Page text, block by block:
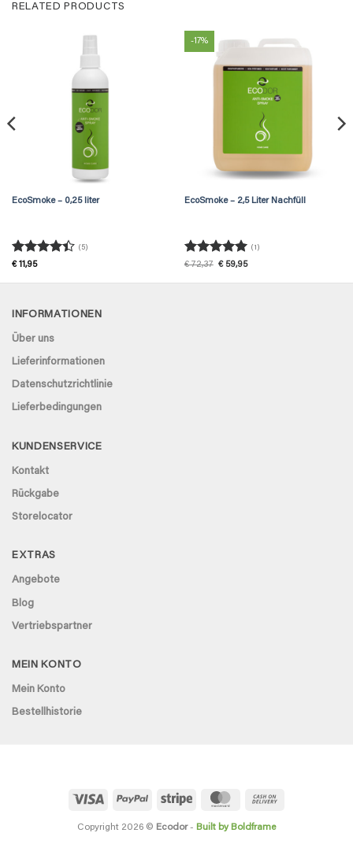
RELATED PRODUCTS
EcoSmoke – 0,25 liter
Rated
(5)
€11,95
-17%
EcoSmoke – 2,5 Liter Nachfüll
Rated5
(1)
€72,37 Original
was:
€59,95Current
is:
INFORMATIONEN
Über uns
Lieferinformationen
Datenschutzrichtlinie
Lieferbedingungen
KUNDENSERVICE
Kontakt
Rückgabe
Storelocator
EXTRAS
Angebote
Blog
Vertriebspartner
MEIN KONTO
Mein Konto
Bestellhistorie
Visa PayPal Stripe MasterCard
Copyright 2026 © Ecodor- Built by Boldframe